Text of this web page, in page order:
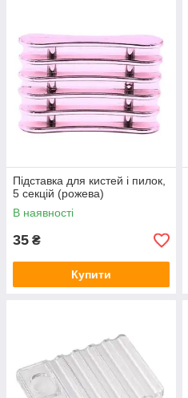
Підставка для кистей і пилок,
5 секцій (рожева)
В наявності
35 ₴
Купити